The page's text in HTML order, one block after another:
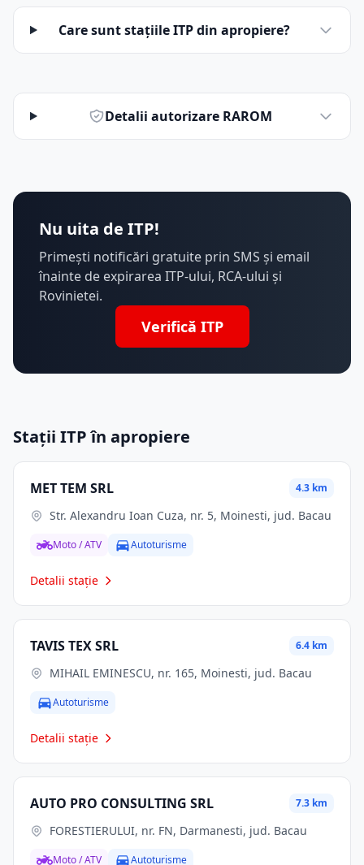
Care sunt stațiile ITP din apropiere?
Detalii autorizare RAROM
Nu uita de ITP!
Primești notificări gratuite prin SMS și email
înainte de expirarea ITP-ului, RCA-ului și
Rovinietei.
Verifică ITP
Stații ITP în apropiere
MET TEM SRL 4.3 km
Str. Alexandru Ioan Cuza, nr. 5, Moinesti, jud. Bacau
Moto / ATV Autoturisme
Detalii stație
TAVIS TEX SRL 6.4 km
MIHAIL EMINESCU, nr. 165, Moinesti, jud. Bacau
Autoturisme
Detalii stație
AUTO PRO CONSULTING SRL 7.3 km
FORESTIERULUI, nr. FN, Darmanesti, jud. Bacau
Moto / ATV Autoturisme